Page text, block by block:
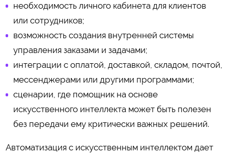
необходимость личного кабинета для клиентов
или сотрудников;
возможность создания внутренней системы
управления заказами и задачами;
интеграции с оплатой, доставкой, складом, почтой,
мессенджерами или другими программами;
сценарии, где помощник на основе
искусственного интеллекта может быть полезен
без передачи ему критически важных решений.
Автоматизация с искусственным интеллектом дает